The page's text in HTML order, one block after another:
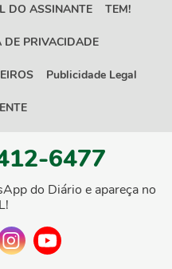
DO ASSINANTE TEM!
DE PRIVACIDADE
Publicidade Legal
6477
do Diário e apareça no